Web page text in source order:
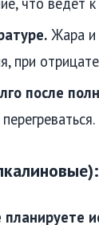
Жара и
при
после